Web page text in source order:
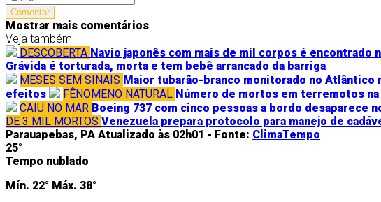
Comentar
Mostrar mais comentários
Veja também
DESCOBERTA Navio japonês com mais de mil corpos é encontrado
Grávida é torturada, morta e tem bebê arrancado da barriga
MESES SEM SINAIS Maior tubarão-branco monitorado no Atlântico
efeitos
FÊNOMENO NATURAL Número de mortos em terremotos na
CAIU NO MAR Boeing 737 com cinco pessoas a bordo desaparece
DE 3 MIL MORTOS Venezuela prepara protocolo para manejo de
Parauapebas, PA Atualizado às 02h01 - Fonte: ClimaTempo
25°
Tempo nublado
Mín. 22° Máx. 38°